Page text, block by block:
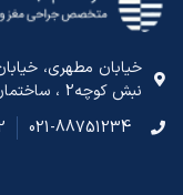
خیابان مطهری،
نبش کوچه2 ، ساختمان مهداد ، طبقه اول
021-88751234